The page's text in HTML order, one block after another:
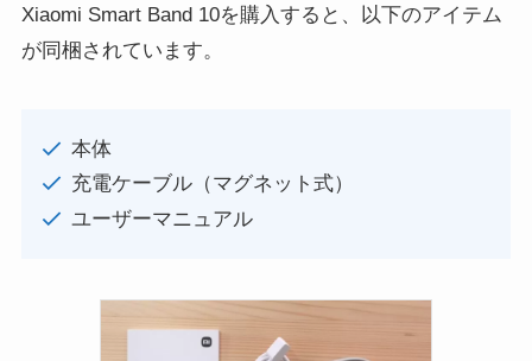
Xiaomi Smart Band 10を購入すると、以下のアイテム
が同梱されています。
本体
充電ケーブル（マグネット式）
ユーザーマニュアル